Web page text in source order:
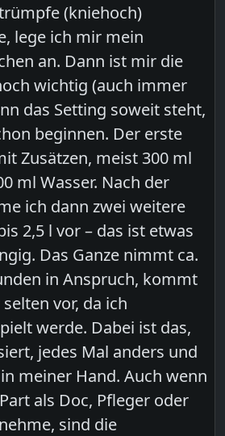
(kniehoch)
lege ich mir mein
an. Dann ist mir die
wichtig (auch immer
das Setting soweit steht,
beginnen. Der erste
Zusätzen, meist 300 ml
ml Wasser. Nach der
ich dann zwei weitere
2,5 l vor – das ist etwas
Das Ganze nimmt ca.
in Anspruch, kommt
vor, da ich
werde. Dabei ist das,
jedes Mal anders und
meiner Hand. Auch wenn
als Doc, Pfleger oder
sind die